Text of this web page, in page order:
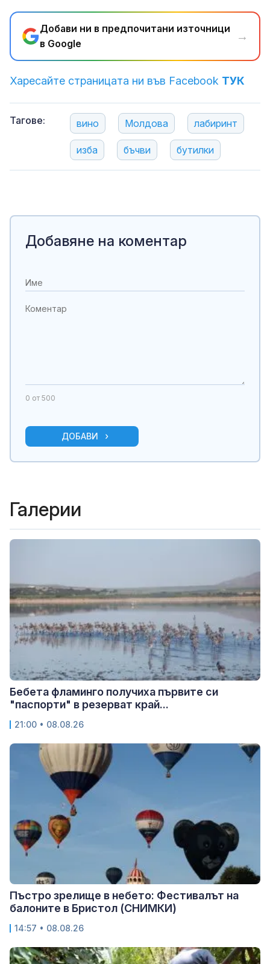
Добави ни в предпочитани източници
в Google
→
Харесайте страницата ни във Facebook ТУК
Тагове: вино Молдова лабиринт
изба бъчви бутилки
Добавяне на коментар
0 от 500
ДОБАВИ
Галерии
Бебета фламинго получиха първите си
"паспорти" в резерват край...
21:00 • 08.08.26
Пъстро зрелище в небето: Фестивалът на
балоните в Бристол (СНИМКИ)
14:57 • 08.08.26